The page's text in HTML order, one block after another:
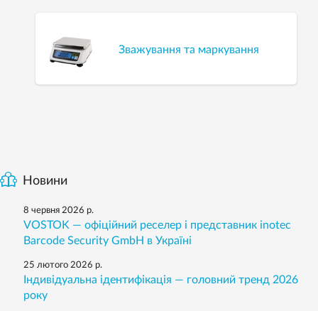
Зважування та маркування
Новини
8 червня 2026 р.
VOSTOK — офіційний реселер і представник inotec
Barcode Security GmbH в Україні
25 лютого 2026 р.
Індивідуальна ідентифікація — головний тренд 2026
року